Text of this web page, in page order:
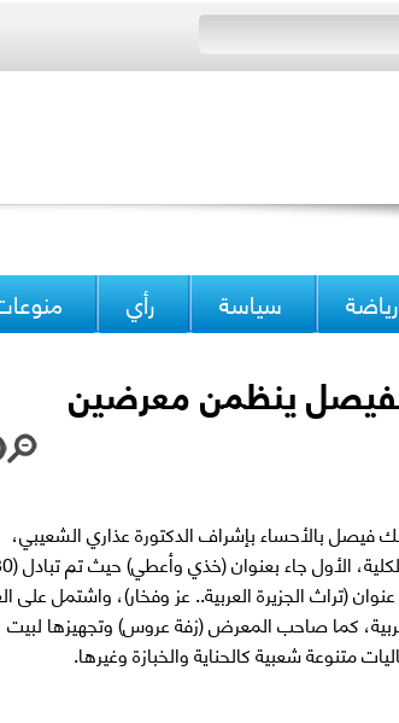
رياضة سياسة رأي
ينظمن معرضين
فيصل بالأحساء بإشراف الدكتورة عذاري الشعيبي،
(تراث الجزيرة العربية.. عز وفخار)، واشتمل على
كما صاحب المعرض (زفة عروس) وتجهيزها لبيت
متنوعة شعبية كالحناية والخبازة وغيرها.